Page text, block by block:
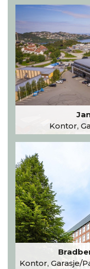
Kontor,
Kontor, Garasje/Parkering,